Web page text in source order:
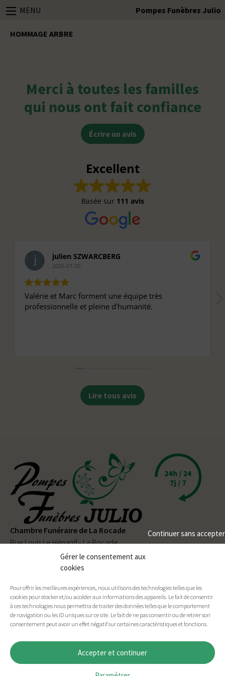
Gérer le consentement aux
cookies
Pour offrir les meilleures expériences, nous utilisons des technologies telles que les
cookies pour stocker et/ou accéder aux informations des appareils. Le fait de consentir
à ces technologies nous permettra de traiter des données telles que le comportement
de navigation ou les ID uniques sur ce site. Le fait de ne pas consentir ou de retirer son
consentement peut avoir un effet négatif sur certaines caractéristiques et fonctions.
Accepter et continuer
Continuer sans accepter
MENU Pompes Funèbres Julio
HOMMAGE ARBRE
Merci à toutes les familles
qui nous ont fait confiance
Écrire un avis
Excellent
Basée sur 111 avis
julien SZWARCBERG
2026-07-30
Valérie et Marc forment une équipe très
professionnelle et pleine d'humanité.
Lire tous avis
Chambre Funéraire de La Rocade
Rue Louis Le Hénanff - La Rocade
56330 PLUVIGNER
02 97 50 90 80
Permanence téléphonique24h/24et7j/7